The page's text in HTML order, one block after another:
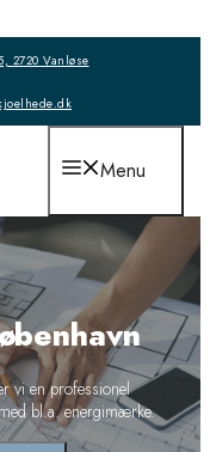
2720 Vanløse
Menu
vi en professionel
bl.a. energimærke.